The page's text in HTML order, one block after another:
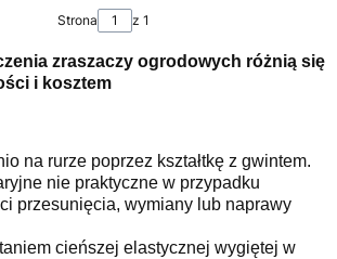
Strona z 1
zraszaczy ogrodowych różnią się
i kosztem
na rurze poprzez kształtkę z gwintem.
nie praktyczne w przypadku
przesunięcia, wymiany lub naprawy
cieńszej elastycznej wygiętej w